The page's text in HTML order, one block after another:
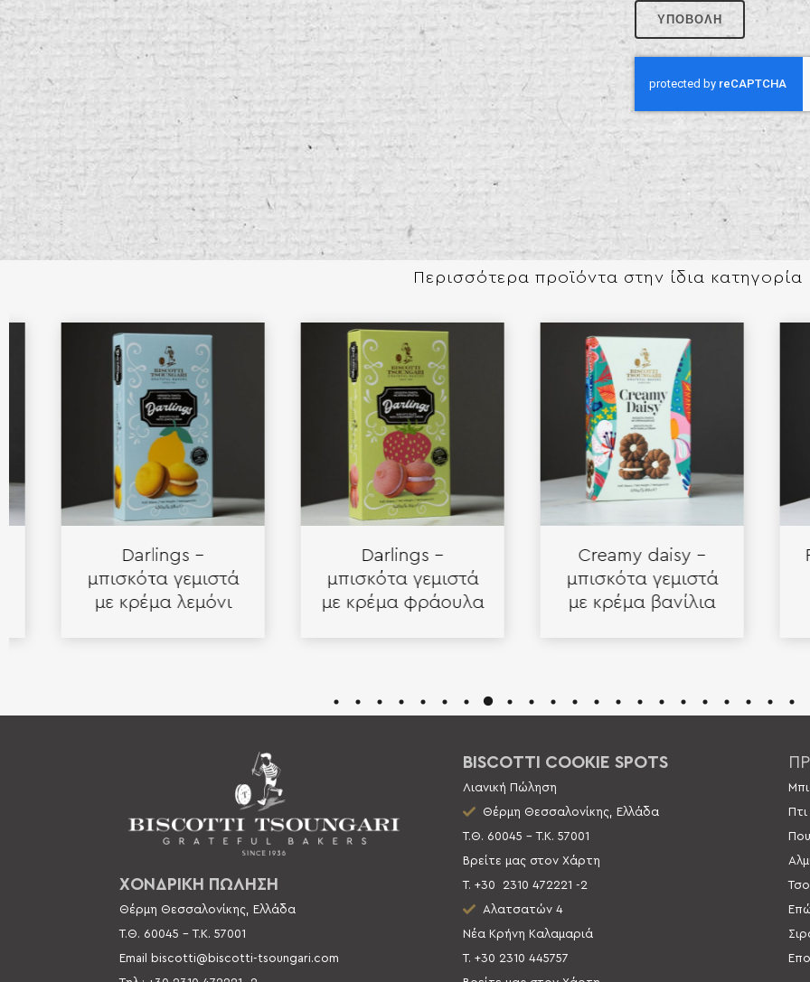
Περισσότερα προϊόντα στην ίδια κατηγορία​​
Darlings –
μπισκότα γεμιστά
με κρέμα λεμόνι
Darlings –
μπισκότα γεμιστά
με κρέμα φράουλα
Creamy daisy –
μπισκότα γεμιστά
με κρέμα βανίλια
ΧΟΝΔΡΙΚΗ ΠΩΛΗΣΗ
Θέρμη Θεσσαλονίκης, Ελλάδα
Τ.Θ. 60045 –Τ.Κ. 57001
Email biscotti@biscotti-tsoungari.com
BISCOTTI COOKIE SPOTS
Λιανική Πώληση
Θέρμη Θεσσαλονίκης, Ελλάδα
Τ.Θ. 60045 – Τ.Κ. 57001
Βρείτε μας στον Χάρτη
Τ. +30
2310 472221 -2
Αλατσατών 4
Νέα Κρήνη Καλαμαριά
Τ. +30 2310 445757